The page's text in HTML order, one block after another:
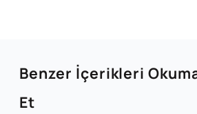
Benzer İçerikleri
Et